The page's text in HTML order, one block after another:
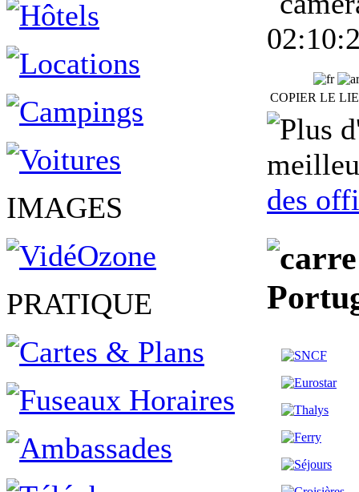
IMAGES
PRATIQUE
COPIER LE
des